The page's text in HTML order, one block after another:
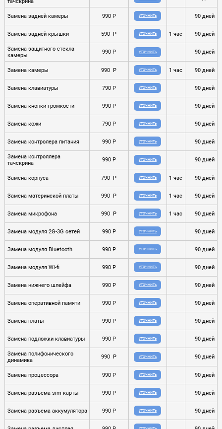
тачскрина
Замена задней камеры 990 P УТОЧНИТЬ 90 дней
Замена задней крышки 590 P УТОЧНИТЬ 1 час 90 дней
Замена защитного стекла
камеры
990 P УТОЧНИТЬ 90 дней
Замена камеры 990 P УТОЧНИТЬ 1 час 90 дней
Замена клавиатуры 790 P УТОЧНИТЬ 90 дней
Замена кнопки громкости 990 P УТОЧНИТЬ 90 дней
Замена кожи 790 P УТОЧНИТЬ 90 дней
Замена контролера питания 990 P УТОЧНИТЬ 90 дней
Замена контроллера
тачскрина
990 P УТОЧНИТЬ 90 дней
Замена корпуса 790 P УТОЧНИТЬ 1 час 90 дней
Замена материнской платы 990 P УТОЧНИТЬ 1 час 90 дней
Замена микрофона 990 P УТОЧНИТЬ 1 час 90 дней
Замена модуля 2G-3G сетей 990 P УТОЧНИТЬ 90 дней
Замена модуля Bluetooth 990 P УТОЧНИТЬ 90 дней
Замена модуля Wi-fi 990 P УТОЧНИТЬ 90 дней
Замена нижнего шлейфа 990 P УТОЧНИТЬ 90 дней
Замена оперативной памяти 990 P УТОЧНИТЬ 90 дней
Замена платы 990 P УТОЧНИТЬ 90 дней
Замена подложки клавиатуры 990 P УТОЧНИТЬ 90 дней
Замена полифонического
динамика
990 P УТОЧНИТЬ 90 дней
Замена процессора 990 P УТОЧНИТЬ 90 дней
Замена разъема sim карты 990 P УТОЧНИТЬ 90 дней
Замена разъема аккумулятора 990 P УТОЧНИТЬ 90 дней